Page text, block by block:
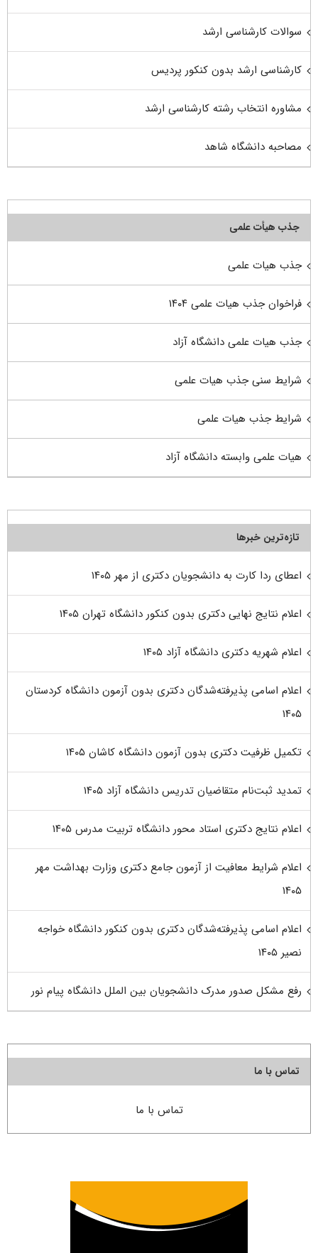
سوالات کارشناسی ارشد
کارشناسی ارشد بدون کنکور پردیس
مشاوره انتخاب رشته کارشناسی ارشد
مصاحبه دانشگاه شاهد
جذب هیأت علمی
جذب هیات علمی
فراخوان جذب هیات علمی ۱۴۰۴
جذب هیات علمی دانشگاه آزاد
شرایط سنی جذب هیات علمی
شرایط جذب هیات علمی
هیات علمی وابسته دانشگاه آزاد
تازه‌ترین خبرها
اعطای ردا کارت به دانشجویان دکتری از مهر ۱۴۰۵
اعلام نتایج نهایی دکتری بدون کنکور دانشگاه تهران ۱۴۰۵
اعلام شهریه دکتری دانشگاه آزاد ۱۴۰۵
اعلام اسامی پذیرفته‌شدگان دکتری بدون آزمون دانشگاه کردستان
۱۴۰۵
تکمیل ظرفیت دکتری بدون آزمون دانشگاه کاشان ۱۴۰۵
تمدید ثبت‌نام متقاضیان تدریس دانشگاه آزاد ۱۴۰۵
اعلام نتایج دکتری استاد محور دانشگاه تربیت مدرس ۱۴۰۵
اعلام شرایط معافیت از آزمون جامع دکتری وزارت بهداشت مهر
۱۴۰۵
اعلام اسامی پذیرفته‌شدگان دکتری بدون کنکور دانشگاه خواجه
نصیر ۱۴۰۵
رفع مشکل صدور مدرک دانشجویان بین الملل دانشگاه پیام نور
تماس با ما
تماس با ما